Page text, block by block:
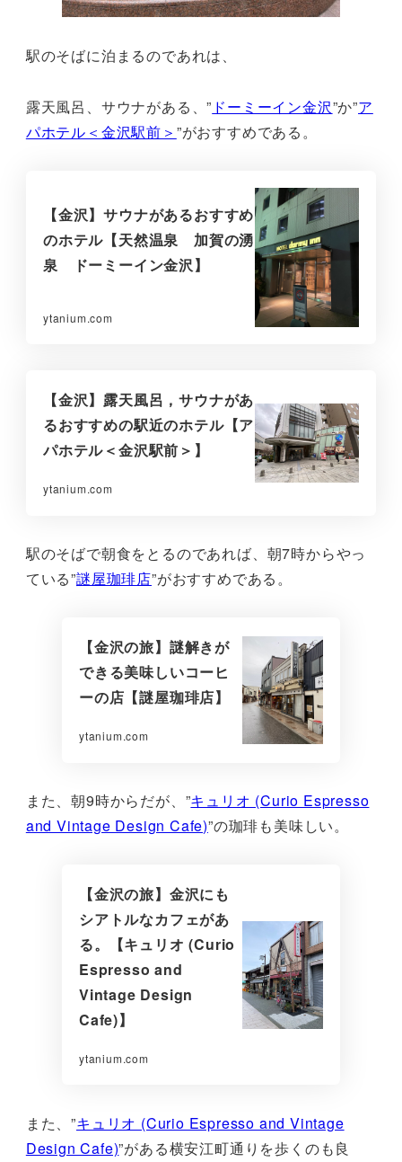
駅のそばに泊まるのであれは、
露天風呂、サウナがある、” ドーミーイン金沢”か”ア
パホテル＜金沢駅前＞ ”がおすすめである。
【金沢】サウナがあるおすすめ
のホテル【天然温泉 加賀の湧
泉 ドーミーイン金沢】
ytanium.com
【金沢】露天風呂，サウナがあ
るおすすめの駅近のホテル【ア
パホテル＜金沢駅前＞】
ytanium.com
駅のそばで朝食をとるのであれば、朝7時からやっ
ている”謎屋珈琲店”がおすすめである。
【金沢の旅】謎解きが
できる美味しいコーヒ
ーの店【謎屋珈琲店】
ytanium.com
また、朝9時からだが、”キュリオ (Curio Espresso
and Vintage Design Cafe)”の珈琲も美味しい。
【金沢の旅】金沢にも
シアトルなカフェがあ
る。【キュリオ (Curio
Espresso and
Vintage Design
Cafe)】
ytanium.com
また、”キュリオ (Curio Espresso and Vintage
Design Cafe)”がある横安江町通りを歩くのも良